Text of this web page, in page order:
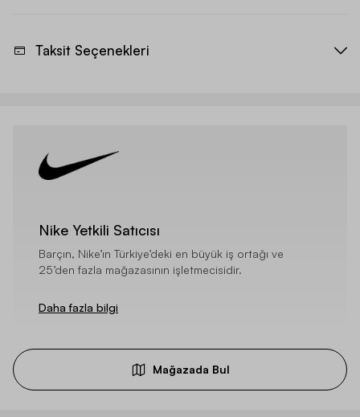
Taksit Seçenekleri
Nike Yetkili Satıcısı
Barçın, Nike’ın Türkiye’deki en büyük iş ortağı ve
25’den fazla mağazasının işletmecisidir.
Daha fazla bilgi
Mağazada Bul